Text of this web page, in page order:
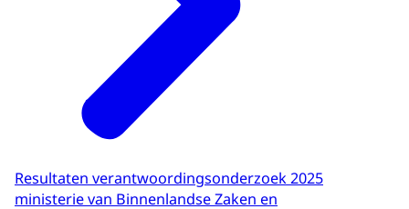
Resultaten verantwoordingsonderzoek 2025
ministerie van Binnenlandse Zaken en